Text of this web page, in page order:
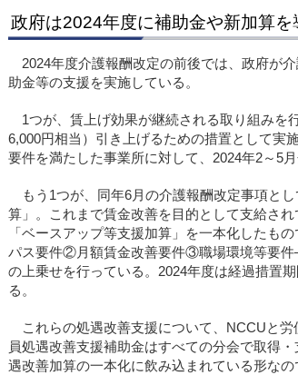
政府は2024年度に補助金や新加算を
2024年度介護報酬改定の前後では、政府が
助金等の支援を実施している。
1つが、賃上げ効果が継続される取り組みを
6,000円相当）引き上げるための措置として実
要件を満たした事業所に対して、2024年2～5
もう1つが、同年6月の介護報酬改定事項と
算」。これまで賃金改善を目的として支給さ
「ベースアップ等支援加算」を一本化したも
パス要件②月額賃金改善要件③職場環境等要
の上乗せを行っている。2024年度は経過措置
る。
これらの処遇改善支援について、NCCUと
員処遇改善支援補助金はすべての分会で取得
遇改善加算の一本化に飲み込まれている形な